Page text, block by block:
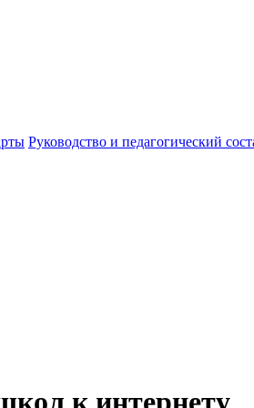
Руководство и педагогический